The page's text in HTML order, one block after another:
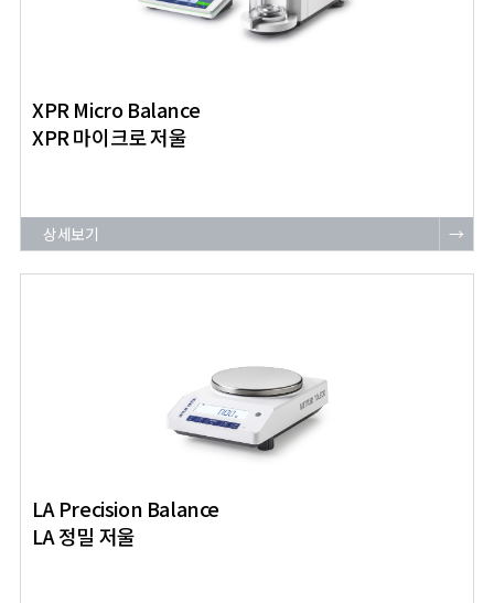
XPR Micro Balance
XPR 마이크로 저울
상세보기 →
LA Precision Balance
LA 정밀 저울